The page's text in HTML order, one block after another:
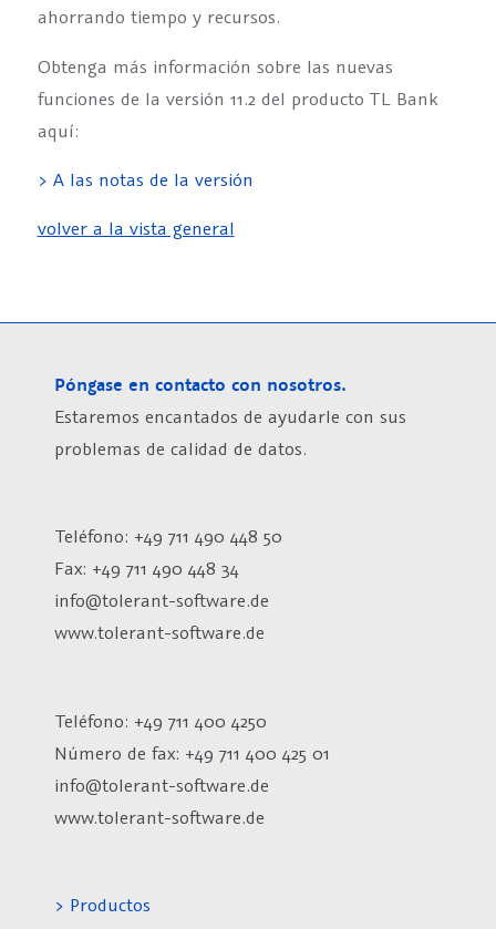
ahorrando tiempo y recursos.
Obtenga más información sobre las nuevas
funciones de la versión 11.2 del producto TL Bank
aquí:
> A las notas de la versión
volver a la vista general
Póngase en contacto con nosotros.
Estaremos encantados de ayudarle con sus
problemas de calidad de datos.
Teléfono: +49 711 490 448 50
Fax: +49 711 490 448 34
info@tolerant-software.de
www.tolerant-software.de
Teléfono: +49 711 400 4250
Número de fax: +49 711 400 425 01
info@tolerant-software.de
www.tolerant-software.de
> Productos